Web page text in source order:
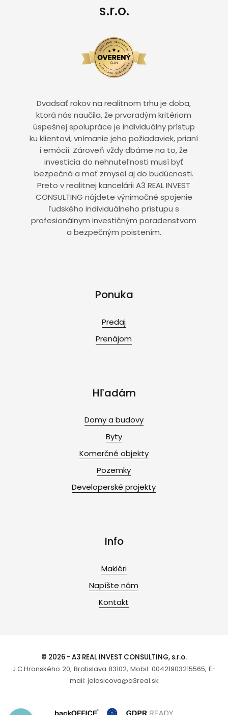
s.r.o.
Dvadsať rokov na realitnom trhu je doba,
ktorá nás naučila, že prvoradým kritériom
úspešnej spolupráce je individuálny prístup
ku klientovi, vnímanie jeho požiadaviek, prianí
i emócií. Zároveň vždy dbáme na to, že
investícia do nehnuteľnosti musí byť
bezpečná a mať zmysel aj do budúcnosti.
Preto v realitnej kancelárii A3 REAL INVEST
CONSULTING nájdete výnimočné spojenie
ľudského individuálneho prístupu s
profesionálnym investičným poradenstvom
a bezpečným poistením.
Ponuka
Predaj
Prenájom
Hľadám
Domy a budovy
Byty
Komerčné objekty
Pozemky
Developerské projekty
Info
Makléri
Napíšte nám
Kontakt
© 2026 - A3 REAL INVEST CONSULTING, s.r.o.
J.C.Hronského 20, Bratislava 83102, Mobil: 00421903215565, E-
mail: jelasicova@a3real.sk